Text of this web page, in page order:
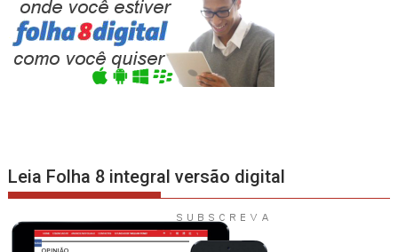
Leia Folha 8 integral versão digital